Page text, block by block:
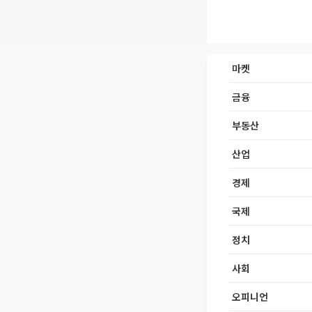
마켓
금융
부동산
산업
경제
국제
정치
사회
오피니언